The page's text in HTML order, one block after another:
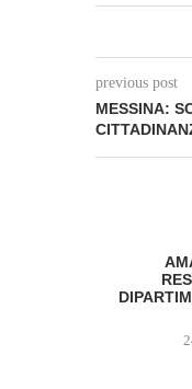
previous post
MESSINA: